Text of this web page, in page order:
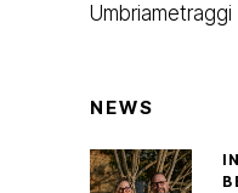
Umbriametraggi
NEWS